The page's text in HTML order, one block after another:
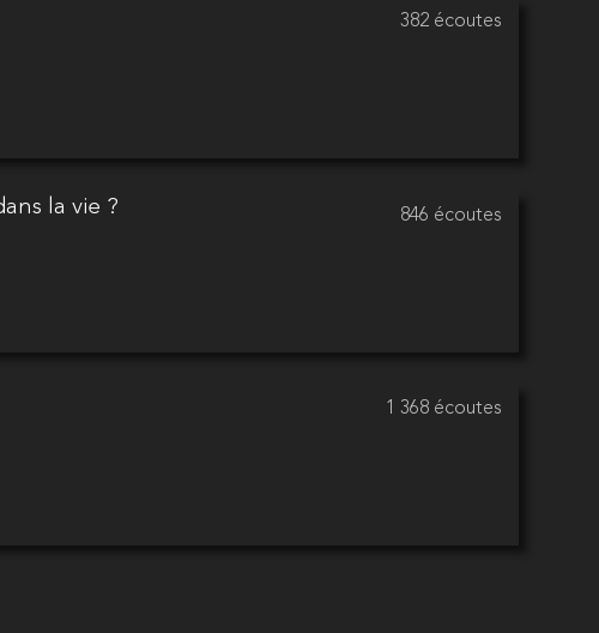
382 écoutes
la vie ? 846 écoutes
1 368 écoutes